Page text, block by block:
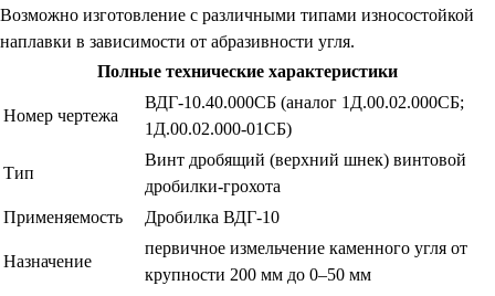
Возможно изготовление с различными типами износостойкой
наплавки в зависимости от абразивности угля.
Полные технические характеристики
Номер чертежа
ВДГ-10.40.000СБ (аналог 1Д.00.02.000СБ;
1Д.00.02.000-01СБ)
Тип
Винт дробящий (верхний шнек) винтовой
дробилки-грохота
Применяемость
Дробилка ВДГ-10
Назначение
первичное измельчение каменного угля от
крупности 200 мм до 0–50 мм